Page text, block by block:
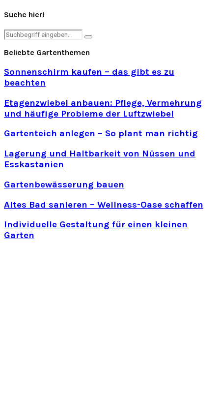
Suche hier!
Search
Search
Beliebte Gartenthemen
Sonnenschirm kaufen – das gibt es zu
beachten
Etagenzwiebel anbauen: Pflege, Vermehrung
und häufige Probleme der Luftzwiebel
Gartenteich anlegen – So plant man richtig
Lagerung und Haltbarkeit von Nüssen und
Esskastanien
Gartenbewässerung bauen
Altes Bad sanieren – Wellness-Oase schaffen
Individuelle Gestaltung für einen kleinen
Garten